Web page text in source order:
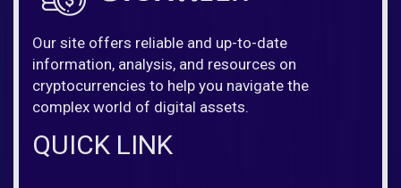
Our site offers reliable and up-to-date
information, analysis, and resources on
cryptocurrencies to help you navigate the
complex world of digital assets.
QUICK LINK